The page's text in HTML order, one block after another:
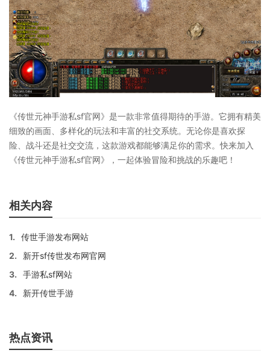
《传世元神手游私sf官网》是一款非常值得期待的手游。它拥有精美
细致的画面、多样化的玩法和丰富的社交系统。无论你是喜欢探
险、战斗还是社交交流，这款游戏都能够满足你的需求。快来加入
《传世元神手游私sf官网》，一起体验冒险和挑战的乐趣吧！
相关内容
1.
传世手游发布网站
2.
新开sf传世发布网官网
3.
手游私sf网站
4.
新开传世手游
热点资讯